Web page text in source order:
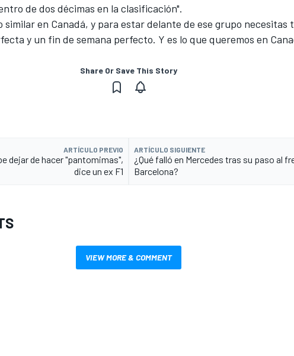
de dos décimas en la clasificación".
similar en Canadá, y para estar delante de ese grupo necesitas
y un fin de semana perfecto. Y es lo que queremos en
Share Or Save This Story
ARTÍCULO PREVIO
dejar de hacer "pantomimas",
dice un ex F1
ARTÍCULO SIGUIENTE
¿Qué falló en Mercedes tras su paso al
Barcelona?
VIEW MORE & COMMENT